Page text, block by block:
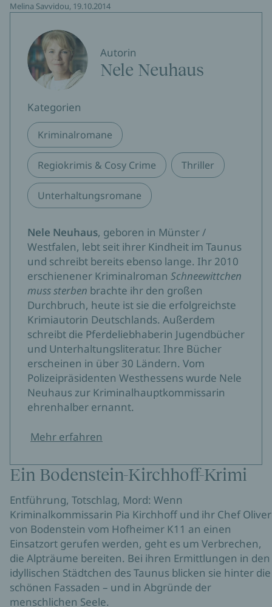
Melina Savvidou, 19.10.2014
Autorin
Nele Neuhaus
Kategorien
Kriminalromane
Regiokrimis & Cosy Crime Thriller
Unterhaltungsromane
Nele Neuhaus, geboren in Münster /
Westfalen, lebt seit ihrer Kindheit im Taunus
und schreibt bereits ebenso lange. Ihr 2010
erschienener Kriminalroman Schneewittchen
muss sterben brachte ihr den großen
Durchbruch, heute ist sie die erfolgreichste
Krimiautorin Deutschlands. Außerdem
schreibt die Pferdeliebhaberin Jugendbücher
und Unterhaltungsliteratur. Ihre Bücher
erscheinen in über 30 Ländern. Vom
Polizeipräsidenten Westhessens wurde Nele
Neuhaus zur Kriminalhauptkommissarin
ehrenhalber ernannt.
Mehr erfahren
Ein Bodenstein-Kirchhoff-Krimi
Entführung, Totschlag, Mord: Wenn
Kriminalkommissarin Pia Kirchhoff und ihr Chef Oliver
von Bodenstein vom Hofheimer K11 an einen
Einsatzort gerufen werden, geht es um Verbrechen,
die Alpträume bereiten. Bei ihren Ermittlungen in den
idyllischen Städtchen des Taunus blicken sie hinter die
schönen Fassaden – und in Abgründe der
menschlichen Seele.